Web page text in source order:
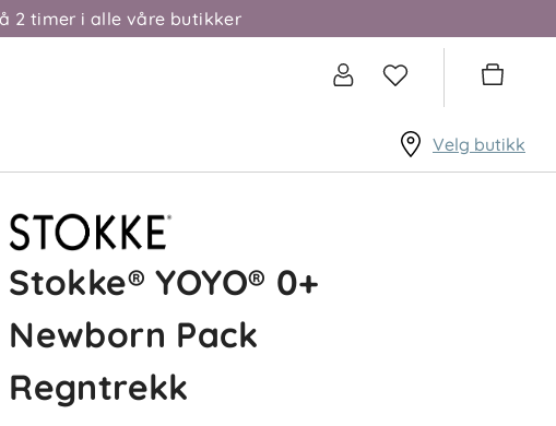
2 timer i alle våre butikker
Velg butikk
Stokke® YOYO® 0+
Newborn Pack
Regntrekk